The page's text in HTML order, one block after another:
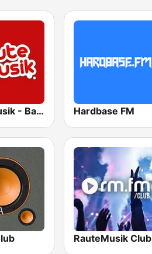
RauteMusik - Bass Hardbase FM
RauteMusik Club